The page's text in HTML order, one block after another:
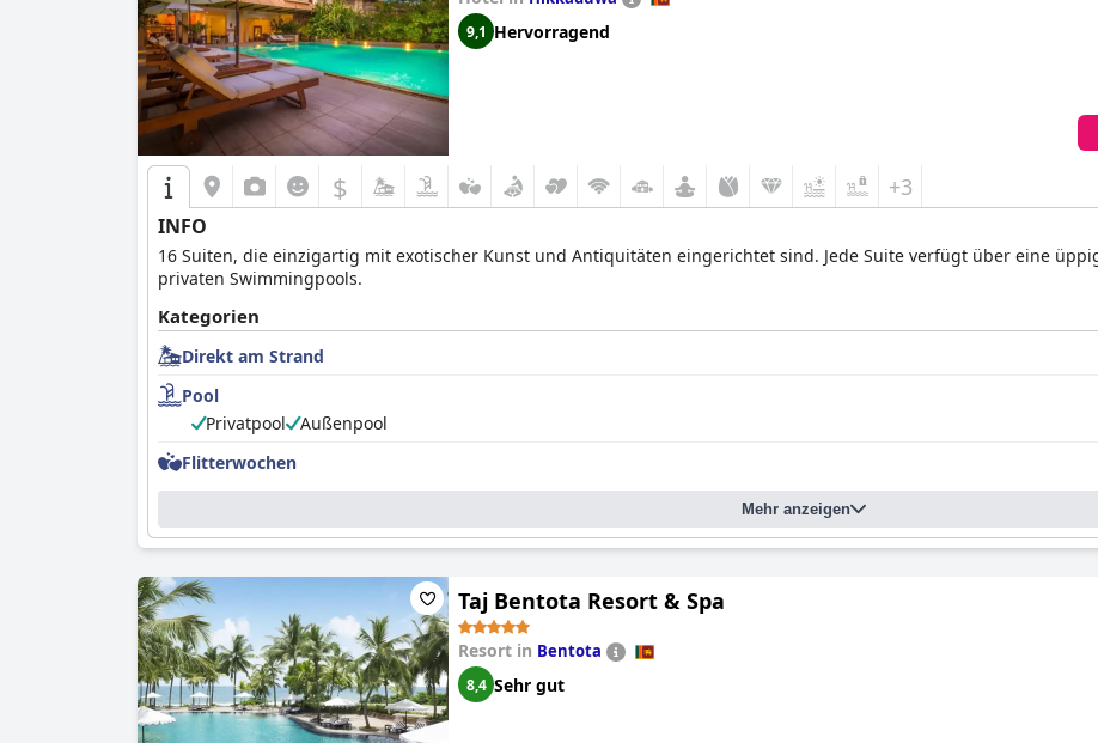
9,1 Hervorragend
$ +3
INFO
16 Suiten, die einzigartig mit exotischer Kunst und Antiquitäten eingerichtet sind. Jede Suite verfügt über eine
privaten Swimmingpools.
Kategorien
Direkt am Strand
Pool
Privatpool
Außenpool
Flitterwochen
Mehr anzeigen
Taj Bentota Resort & Spa
Resort in Bentota
8,4 Sehr gut